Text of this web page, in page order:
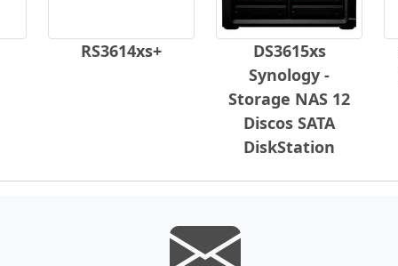
RS3614xs+
DS3615xs
Synology -
Storage NAS 12
Discos SATA
DiskStation